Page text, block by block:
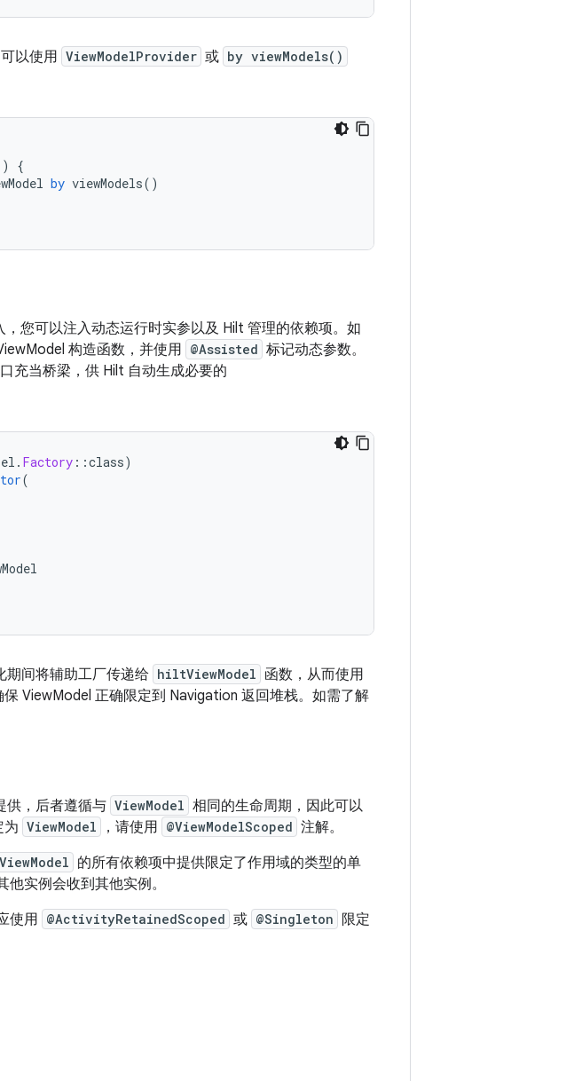
以使用 ViewModelProvider 或 by viewModels()
{
by viewModels()
您可以注入动态运行时实参以及 Hilt 管理的依赖项。如
构造函数，并使用 @Assisted 标记动态参数。
充当桥梁，供 Hilt 自动生成必要的
. Factory ::class)
(
期间将辅助工厂传递给 hiltViewModel 函数，从而使用
ViewModel 正确限定到 Navigation 返回堆栈。如需了解
供，后者遵循与 ViewModel 相同的生命周期，因此可以
为 ViewModel ，请使用 @ViewModelScoped 注解。
ViewModel 的所有依赖项中提供限定了作用域的类型的单
实例会收到其他实例。
使用 @ActivityRetainedScoped 或 @Singleton
限定